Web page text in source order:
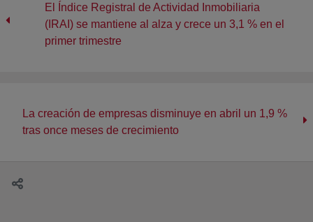
El Índice Registral de Actividad Inmobiliaria
(IRAI) se mantiene al alza y crece un 3,1 % en el
primer trimestre
La creación de empresas disminuye en abril un 1,9 %
tras once meses de crecimiento